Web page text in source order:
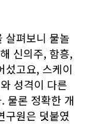
살펴보니 물놀
신의주, 함흥,
섰고요, 스케이
성격이 다른
물론 정확한 개
구원은 덧붙였